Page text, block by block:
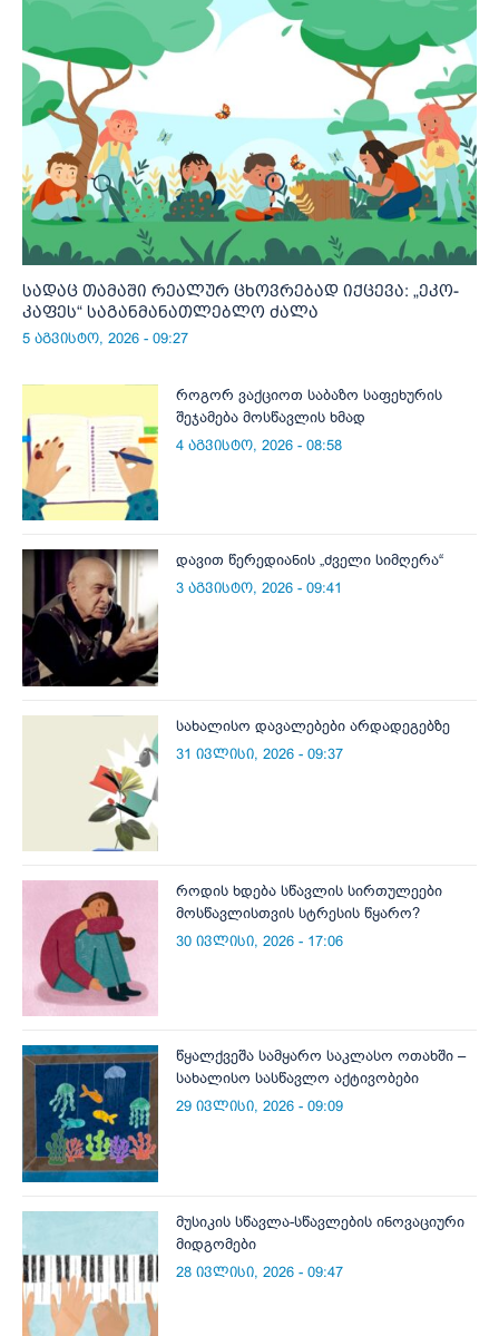
სადაც თამაში რეალურ ცხოვრებად იქცევა: „ეკო-
კაფეს“ საგანმანათლებლო ძალა
5 აგვისტო, 2026 - 09:27
როგორ ვაქციოთ საბაზო საფეხურის
შეჯამება მოსწავლის ხმად
4 აგვისტო, 2026 - 08:58
დავით წერედიანის „ძველი სიმღერა“
3 აგვისტო, 2026 - 09:41
სახალისო დავალებები არდადეგებზე
31 ივლისი, 2026 - 09:37
როდის ხდება სწავლის სირთულეები
მოსწავლისთვის სტრესის წყარო?
30 ივლისი, 2026 - 17:06
წყალქვეშა სამყარო საკლასო ოთახში –
სახალისო სასწავლო აქტივობები
29 ივლისი, 2026 - 09:09
მუსიკის სწავლა-სწავლების ინოვაციური
მიდგომები
28 ივლისი, 2026 - 09:47